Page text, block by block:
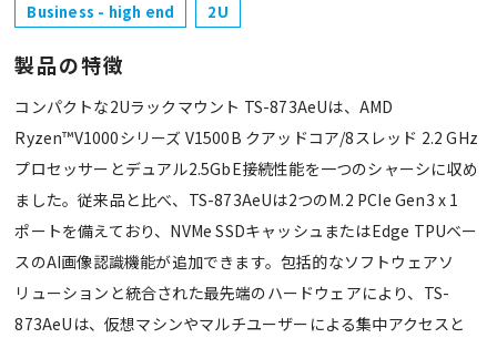
Business - high end 2U
製品の特徴
コンパクトな2Uラックマウント TS-873AeUは、AMD
Ryzen™V1000シリーズ V1500B クアッドコア/8スレッド 2.2 GHz
プロセッサーとデュアル2.5GbE接続性能を一つのシャーシに収め
ました。従来品と比べ、TS-873AeUは2つのM.2 PCIe Gen3 x 1
ポートを備えており、NVMe SSDキャッシュまたはEdge TPUベー
スのAI画像認識機能が追加できます。包括的なソフトウェアソ
リューションと統合された最先端のハードウェアにより、TS-
873AeUは、仮想マシンやマルチユーザーによる集中アクセスと